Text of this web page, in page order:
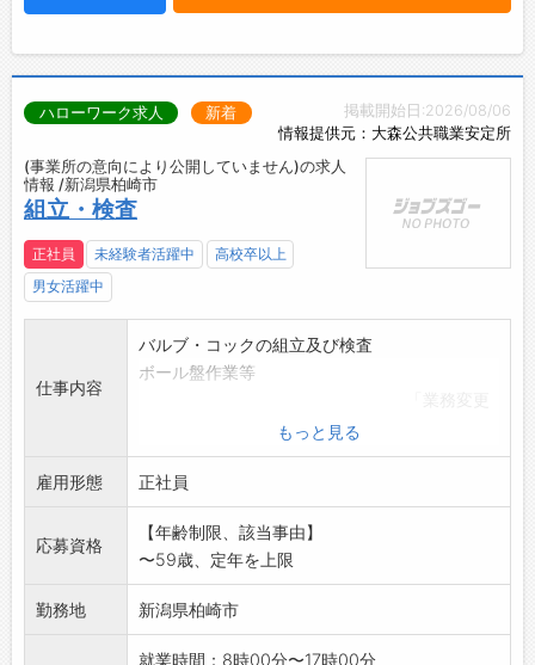
掲載開始日:2026/08/06
情報提供元：大森公共職業安定所
ハローワーク求人 新着
(事業所の意向により公開していません)の求人
情報 /新潟県柏崎市
組立・検査
正社員 未経験者活躍中
高校卒以上
男女活躍中
仕事内容
バルブ・コックの組立及び検査
ボール盤作業等
もっと見る
雇用形態 正社員
応募資格
【年齢制限、該当事由】
〜59歳、定年を上限
勤務地 新潟県柏崎市
就業時間：8時00分〜17時00分